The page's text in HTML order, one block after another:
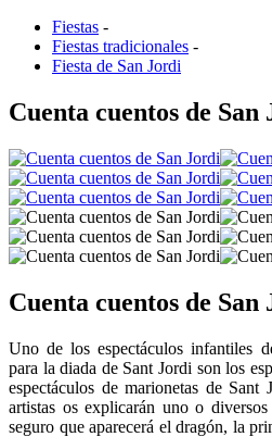
Fiestas -
Fiestas tradicionales -
Fiesta de San Jordi
Cuenta cuentos de San
Cuenta cuentos de San
Uno de los espectáculos infantiles
para la diada de Sant Jordi son los
espectáculos de marionetas de Sant
artistas os explicarán uno o
seguro que aparecerá el dragón, la